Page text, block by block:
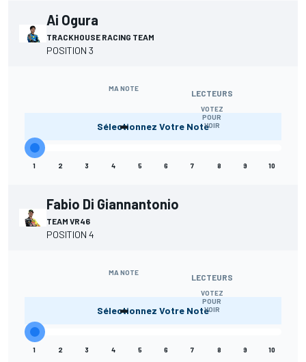
Ai Ogura
TRACKHOUSE RACING TEAM
POSITION 3
MA NOTE
-
LECTEURS
VOTEZ
POUR
VOIR
Sélectionnez Votre Note
1 2 3 4 5 6 7 8 9 10
Fabio Di Giannantonio
TEAM VR46
POSITION 4
MA NOTE
-
LECTEURS
VOTEZ
POUR
VOIR
Sélectionnez Votre Note
1 2 3 4 5 6 7 8 9 10